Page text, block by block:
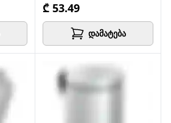
₾ 53.49
დამატება